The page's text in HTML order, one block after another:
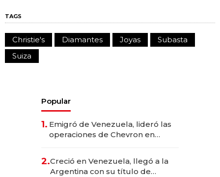
TAGS
Christie's Diamantes Joyas
Subasta
Suiza
Popular
1. Emigró de Venezuela, lideró las
operaciones de Chevron en
2.Creció en Venezuela, llegó a la
Argentina con su título de